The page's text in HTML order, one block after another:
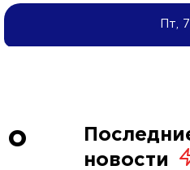
Пт,
о
новости